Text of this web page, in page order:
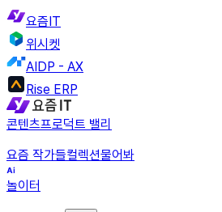
요즘IT
위시켓
AIDP - AX
Rise ERP
콘텐츠프로덕트 밸리
요즘 작가들컬렉션물어봐
놀이터